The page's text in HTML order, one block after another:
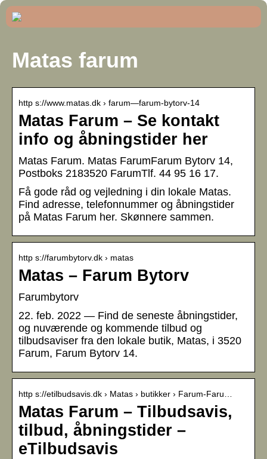
Matas farum
http s://www.matas.dk › farum—farum-bytorv-14
Matas Farum – Se kontakt
info og åbningstider her
Matas Farum. Matas FarumFarum Bytorv 14,
Postboks 2183520 FarumTlf. 44 95 16 17.
Få gode råd og vejledning i din lokale Matas.
Find adresse, telefonnummer og åbningstider
på Matas Farum her. Skønnere sammen.
http s://farumbytorv.dk › matas
Matas – Farum Bytorv
Farumbytorv
22. feb. 2022 — Find de seneste åbningstider,
og nuværende og kommende tilbud og
tilbudsaviser fra den lokale butik, Matas, i 3520
Farum, Farum Bytorv 14.
http s://etilbudsavis.dk › Matas › butikker › Farum-Faru…
Matas Farum – Tilbudsavis,
tilbud, åbningstider –
eTilbudsavis